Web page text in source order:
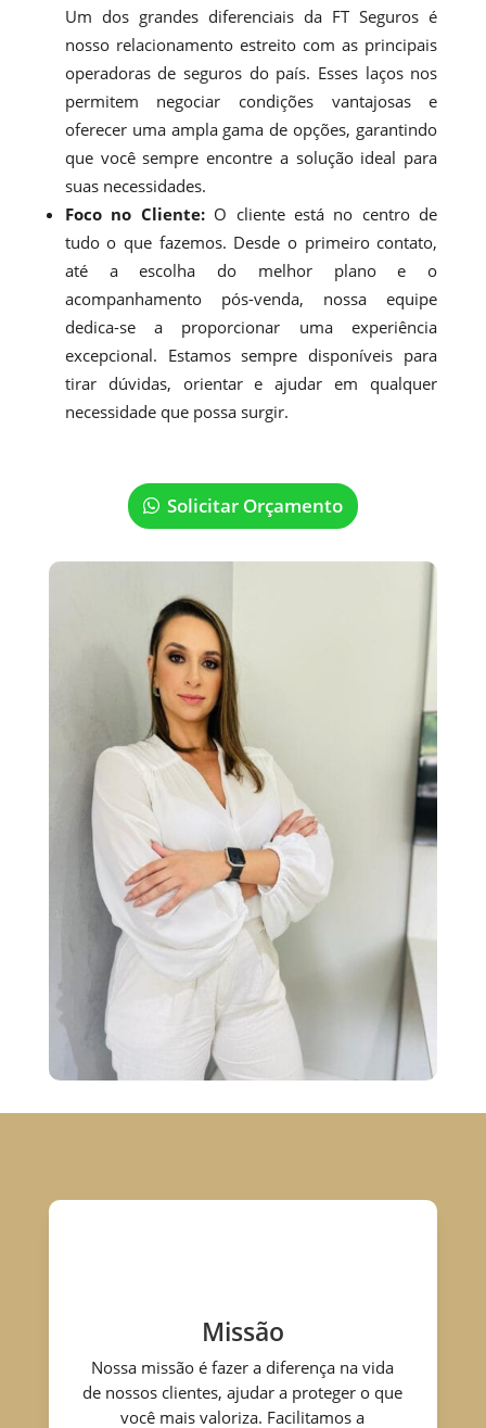
Um dos grandes diferenciais da FT Seguros é
nosso relacionamento estreito com as principais
operadoras de seguros do país. Esses laços nos
permitem negociar condições vantajosas e
oferecer uma ampla gama de opções, garantindo
que você sempre encontre a solução ideal para
suas necessidades.
Foco no Cliente:O cliente está no centro de
tudo o que fazemos. Desde o primeiro contato,
até a escolha do melhor plano e o
acompanhamento pós-venda, nossa equipe
dedica-se a proporcionar uma experiência
excepcional. Estamos sempre disponíveis para
tirar dúvidas, orientar e ajudar em qualquer
necessidade que possa surgir.
Solicitar Orçamento
Missão
Nossa missão é fazer a diferença na vida
de nossos clientes, ajudar a proteger o que
você mais valoriza. Facilitamos a